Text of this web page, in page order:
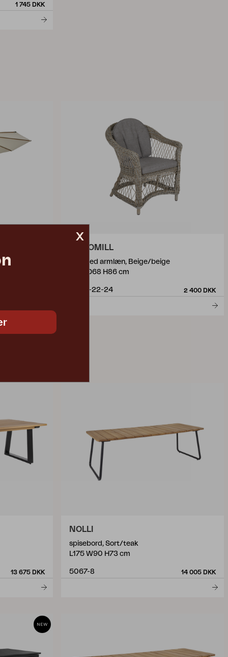
1 745 DKK
Grey
KAMOMILL
stol med armlæn, Beige/beige
W64 D68 H86 cm
39711-22-24 2 400 DKK
13 675 DKK
NOLLI
spisebord, Sort/teak
L175 W90 H73 cm
5067-8 14 005 DKK
x